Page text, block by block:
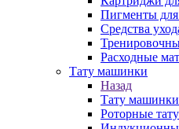
Пигменты для
Средства
Расходные
Тату машинки
Назад
Тату машинки
Роторные